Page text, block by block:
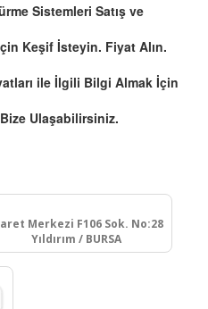
Sistemleri Satış ve
Keşif İsteyin. Fiyat Alın.
ile İlgili Bilgi Almak İçin
Ulaşabilirsiniz.
Merkezi F106 Sok. No:28
BURSA